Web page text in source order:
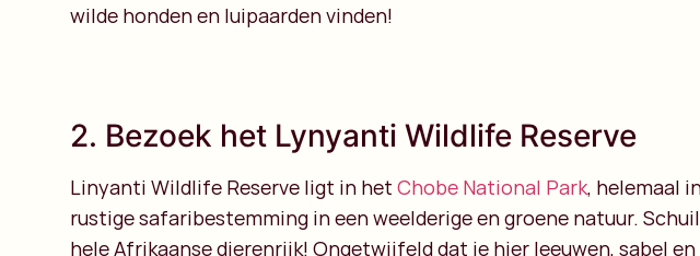
wilde honden en luipaarden vinden!
2. Bezoek het Lynyanti Wildlife Reserve
Linyanti Wildlife Reserve ligt in het Chobe National Park, helemaal
rustige safaribestemming in een weelderige en groene natuur.
hele Afrikaanse dierenrijk! Ongetwijfeld dat je hier leeuwen, sabel